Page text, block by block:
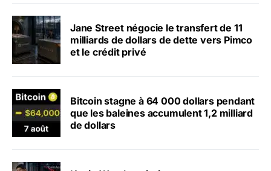
Jane Street négocie le transfert de 11
milliards de dollars de dette vers Pimco
et le crédit privé
Bitcoin stagne à 64 000 dollars pendant
que les baleines accumulent 1,2 milliard
de dollars